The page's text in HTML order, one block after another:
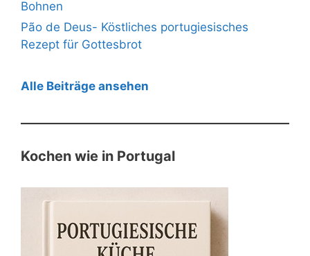
Bohnen
Pão de Deus- Köstliches portugiesisches
Rezept für Gottesbrot
Alle Beiträge ansehen
Kochen wie in Portugal